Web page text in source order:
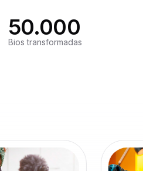
50.000
Bios transformadas